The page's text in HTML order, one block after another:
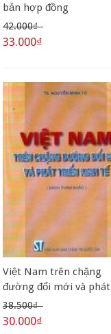
bản hợp đồng
42.000₫
33.000₫
Việt Nam trên chặng
đường đổi mới và phát
triển kinh tế
38.500₫
30.000₫